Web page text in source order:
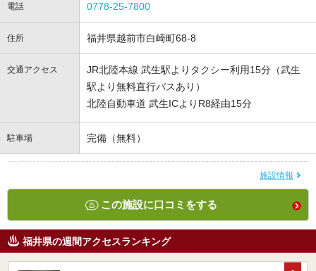
電話 0778-25-7800
住所 福井県越前市白崎町68-8
交通アクセス
JR北陸本線 武生駅よりタクシー利用15分（武生
駅より無料直行バスあり）
北陸自動車道 武生ICよりR8経由15分
駐車場 完備（無料）
施設情報
この施設に口コミをする
福井県の週間アクセスランキング